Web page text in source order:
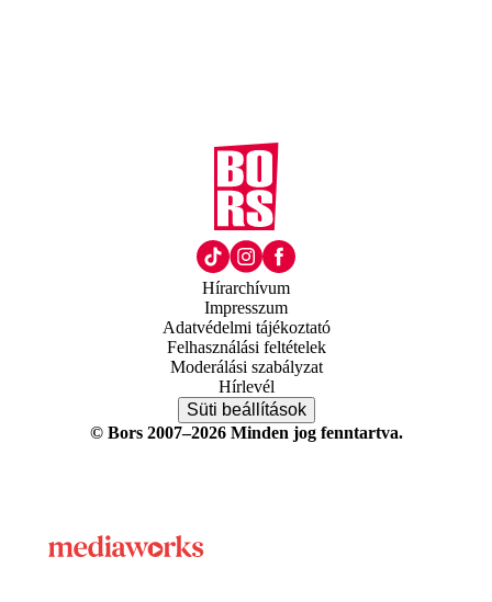
Hírarchívum
Impresszum
Adatvédelmi tájékoztató
Felhasználási feltételek
Moderálási szabályzat
Hírlevél
Süti beállítások
© Bors 2007–2026 Minden jog fenntartva.